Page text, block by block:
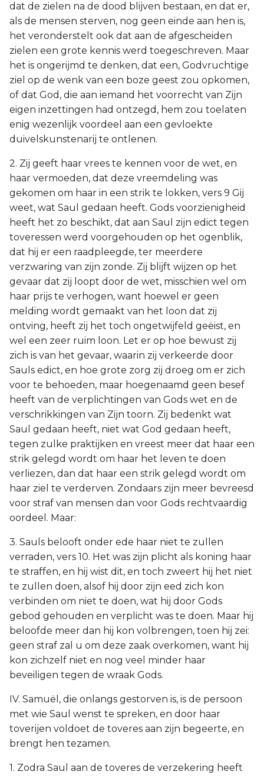
dat de zielen na de dood blijven bestaan, en dat er,
als de mensen sterven, nog geen einde aan hen is,
het veronderstelt ook dat aan de afgescheiden
zielen een grote kennis werd toegeschreven. Maar
het is ongerijmd te denken, dat een, Godvruchtige
ziel op de wenk van een boze geest zou opkomen,
of dat God, die aan iemand het voorrecht van Zijn
eigen inzettingen had ontzegd, hem zou toelaten
enig wezenlijk voordeel aan een gevloekte
duivelskunstenarij te ontlenen.
2. Zij geeft haar vrees te kennen voor de wet, en
haar vermoeden, dat deze vreemdeling was
gekomen om haar in een strik te lokken, vers 9 Gij
weet, wat Saul gedaan heeft. Gods voorzienigheid
heeft het zo beschikt, dat aan Saul zijn edict tegen
toveressen werd voorgehouden op het ogenblik,
dat hij er een raadpleegde, ter meerdere
verzwaring van zijn zonde. Zij blijft wijzen op het
gevaar dat zij loopt door de wet, misschien wel om
haar prijs te verhogen, want hoewel er geen
melding wordt gemaakt van het loon dat zij
ontving, heeft zij het toch ongetwijfeld geëist, en
wel een zeer ruim loon. Let er op hoe bewust zij
zich is van het gevaar, waarin zij verkeerde door
Sauls edict, en hoe grote zorg zij droeg om er zich
voor te behoeden, maar hoegenaamd geen besef
heeft van de verplichtingen van Gods wet en de
verschrikkingen van Zijn toorn. Zij bedenkt wat
Saul gedaan heeft, niet wat God gedaan heeft,
tegen zulke praktijken en vreest meer dat haar een
strik gelegd wordt om haar het leven te doen
verliezen, dan dat haar een strik gelegd wordt om
haar ziel te verderven. Zondaars zijn meer bevreesd
voor straf van mensen dan voor Gods rechtvaardig
oordeel. Maar:
3. Sauls belooft onder ede haar niet te zullen
verraden, vers 10. Het was zijn plicht als koning haar
te straffen, en hij wist dit, en toch zweert hij het niet
te zullen doen, alsof hij door zijn eed zich kon
verbinden om niet te doen, wat hij door Gods
gebod gehouden en verplicht was te doen. Maar hij
beloofde meer dan hij kon volbrengen, toen hij zei:
geen straf zal u om deze zaak overkomen, want hij
kon zichzelf niet en nog veel minder haar
beveiligen tegen de wraak Gods.
IV. Samuël, die onlangs gestorven is, is de persoon
met wie Saul wenst te spreken, en door haar
toverijen voldoet de toveres aan zijn begeerte, en
brengt hen tezamen.
1. Zodra Saul aan de toveres de verzekering heeft